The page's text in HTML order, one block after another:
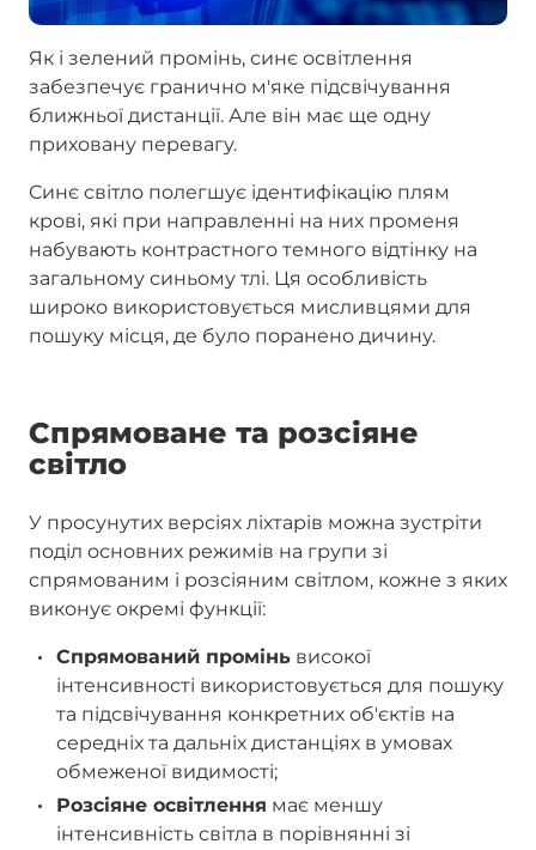
Як і зелений промінь, синє освітлення
забезпечує гранично м'яке підсвічування
ближньої дистанції. Але він має ще одну
приховану перевагу.
Синє світло полегшує ідентифікацію плям
крові, які при направленні на них променя
набувають контрастного темного відтінку на
загальному синьому тлі. Ця особливість
широко використовується мисливцями для
пошуку місця, де було поранено дичину.
Спрямоване та розсіяне
світло
У просунутих версіях ліхтарів можна зустріти
поділ основних режимів на групи зі
спрямованим і розсіяним світлом, кожне з яких
виконує окремі функції:
Спрямований промінь високої
інтенсивності використовується для пошуку
та підсвічування конкретних об'єктів на
середніх та дальніх дистанціях в умовах
обмеженої видимості;
Розсіяне освітлення має меншу
інтенсивність світла в порівнянні зі